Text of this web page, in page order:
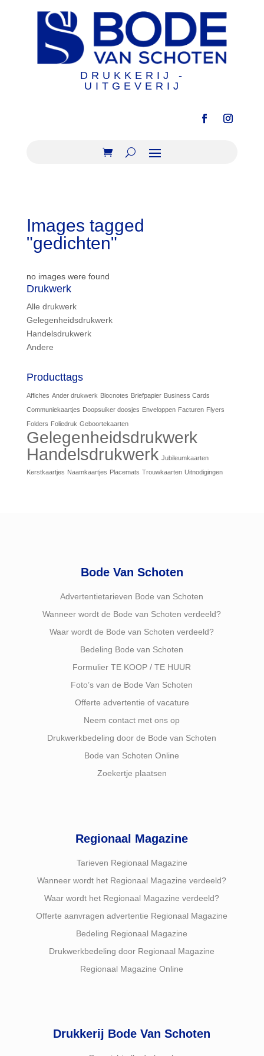
DRUKKERIJ -
UITGEVERIJ
Images tagged
"gedichten"
no images were found
Drukwerk
Alle drukwerk
Gelegenheidsdrukwerk
Handelsdrukwerk
Andere
Producttags
Affiches Ander drukwerk Blocnotes Briefpapier Business Cards
Communiekaartjes Doopsuiker doosjes Enveloppen Facturen Flyers
Folders Foliedruk Geboortekaarten
Gelegenheidsdrukwerk
Handelsdrukwerk Jubileumkaarten
Kerstkaartjes Naamkaartjes Placemats Trouwkaarten Uitnodigingen
Bode Van Schoten
Advertentietarieven Bode van Schoten
Wanneer wordt de Bode van Schoten verdeeld?
Waar wordt de Bode van Schoten verdeeld?
Bedeling Bode van Schoten
Formulier TE KOOP / TE HUUR
Foto’s van de Bode Van Schoten
Offerte advertentie of vacature
Neem contact met ons op
Drukwerkbedeling door de Bode van Schoten
Bode van Schoten Online
Zoekertje plaatsen
Regionaal Magazine
Tarieven Regionaal Magazine
Wanneer wordt het Regionaal Magazine verdeeld?
Waar wordt het Regionaal Magazine verdeeld?
Offerte aanvragen advertentie Regionaal Magazine
Bedeling Regionaal Magazine
Drukwerkbedeling door Regionaal Magazine
Regionaal Magazine Online
Drukkerij Bode Van Schoten